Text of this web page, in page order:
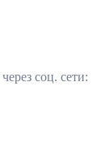
через соц. сети: